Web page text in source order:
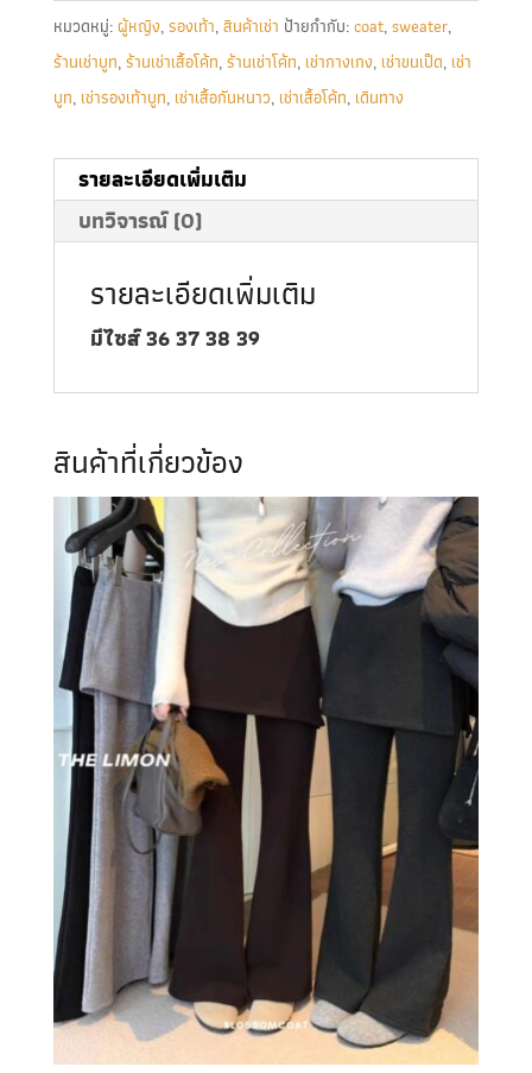
หมวดหมู่:ผู้หญิง,รองเท้า,สินค้าเช่า ป้ายกำกับ:coat,sweater,
ร้านเช่าบูท,ร้านเช่าเสื้อโค้ท,ร้านเช่าโค้ท, เช่ากางเกง, เช่าขนเป็ด, เช่า
บูท, เช่ารองเท้าบูท, เช่าเสื้อกันหนาว, เช่าเสื้อโค้ท, เดินทาง
รายละเอียดเพิ่มเติม
บทวิจารณ์ (0)
รายละเอียดเพิ่มเติม
มีไซส์ 36 37 38 39
สินค้าที่เกี่ยวข้อง